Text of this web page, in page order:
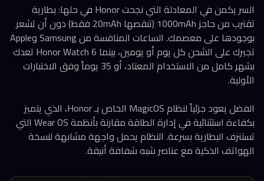
السر يكمن في المعادلة التي نجحت Honor في حلها: بطارية
تقترب من حاجز 1000mAh (تنقصها 20mAh فقط) دون أن تشعر
بوجودها على معصمك. الساعات المنافسة من Samsung وApple
تجبرك على الشحن كل يوم أو يومين، بينما Honor Watch 6 تعدك
بشهر كامل من الاستخدام المعتاد، أو 35 يوماً وفق الاختبارات
الأولية.
الفضل يعود جزئياً لنظام MagicOS الخاص بـ Honor، الذي يتميز
بكفاءة استثنائية في إدارة الطاقة مقارنة بأنظمة Wear OS التي
تستنزف البطارية بسرعة. النظام يحمل واجهة مشابهة لنسخة
الهواتف الذكية مع عناصر شبه شفافة أنيقة.